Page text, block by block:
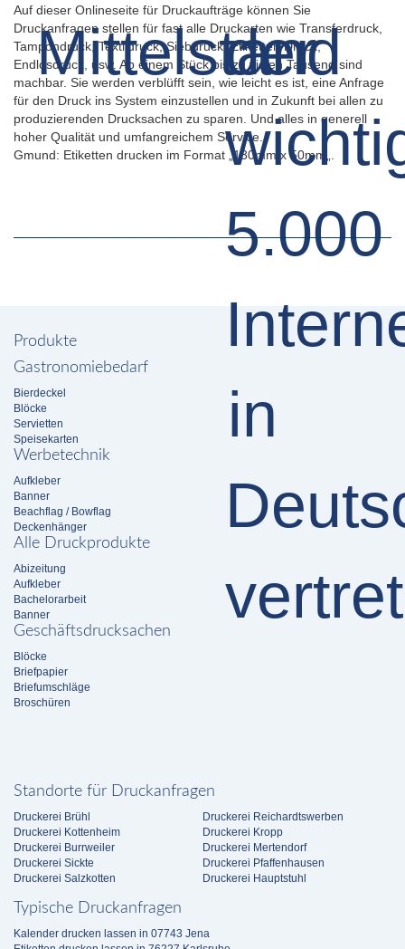
Auf dieser Onlineseite für Druckaufträge können Sie
Druckanfragen stellen für fast alle Druckarten wie Transferdruck,
Tampondruck, Textildruck, Siebdruck, Etiketten Druck,
Endlosdruck, usw. Ab einem Stück bis zu vielen Tausend sind
machbar. Sie werden verblüfft sein, wie leicht es ist, eine Anfrage
für den Druck ins System einzustellen und in Zukunft bei allen zu
produzierenden Drucksachen zu sparen. Und alles in generell
hoher Qualität und umfangreichem Service.
Gmund: Etiketten drucken im Format „130mm x 50mm„.
Produkte
Gastronomiebedarf
Bierdeckel
Blöcke
Servietten
Speisekarten
Werbetechnik
Aufkleber
Banner
Beachflag / Bowflag
Deckenhänger
Alle Druckprodukte
Abizeitung
Aufkleber
Bachelorarbeit
Banner
Geschäftsdrucksachen
Blöcke
Briefpapier
Briefumschläge
Broschüren
Standorte für Druckanfragen
Druckerei Brühl
Druckerei Kottenheim
Druckerei Burrweiler
Druckerei Sickte
Druckerei Salzkotten
Druckerei Reichardtswerben
Druckerei Kropp
Druckerei Mertendorf
Druckerei Pfaffenhausen
Druckerei Hauptstuhl
Typische Druckanfragen
Kalender drucken lassen in 07743 Jena